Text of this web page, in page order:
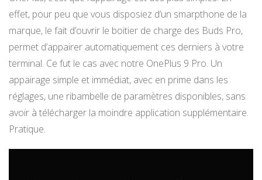
effet, pour peu que vous disposiez d’un smarpthone de la
marque, le fait d’ouvrir le boitier de charge des Buds Pro,
permet d’appairer automatiquement ces derniers à votre
terminal. Ce fut le cas avec notre OnePlus 9 Pro. Un
appairage simple et immédiat, avec en prime dans les
réglages, une ribambelle de paramètres disponibles, sans
avoir à télécharger la moindre application supplémentaire.
Pratique.